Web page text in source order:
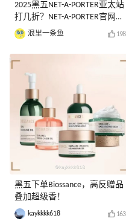
2025黑五NET-A-PORTER亚太站
打几折？NET-A-PORTER官网黑
五海淘攻略
浪里一条鱼 198
黑五下单Biossance，高反赠品
叠加超级香！
kaykkkk618 163